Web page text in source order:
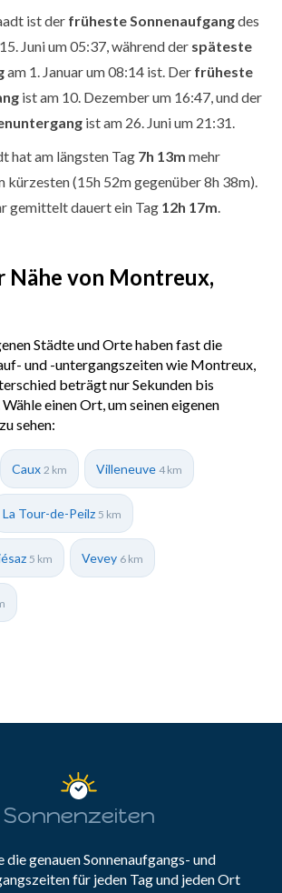
ist der früheste Sonnenaufgangdes
Juni um 05:37, während der späteste
am 1. Januar um 08:14 ist. Der früheste
ist am 10. Dezember um 16:47, und der
ist am 26. Juni um 21:31.
hat am längsten Tag 7h 13m mehr
kürzesten (15h 52m gegenüber 8h 38m).
gemittelt dauert ein Tag 12h 17m
Nähe von Montreux,
Städte und Orte haben fast die
und -untergangszeiten wie Montreux,
beträgt nur Sekunden bis
einen Ort, um seinen eigenen
sehen:
Caux 2 km Villeneuve 4 km
La Tour-de-Peilz 5 km
5 km Vevey 6 km
Sonnenzeiten
die genauen Sonnenaufgangs- und
für jeden Tag und jeden Ort